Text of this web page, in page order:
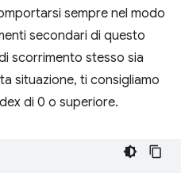
sempre nel modo
secondari di questo
scorrimento stesso sia
situazione, ti consigliamo
di 0 o superiore.